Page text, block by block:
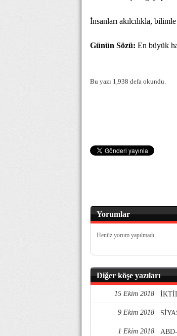
İnsanları akılcılıkla,
Günün Sözü: En büyük
Bu yazı 1,938 defa okundu.
Yorumlar
Henüz yorum yapılmadı.
Diğer köşe yazıları
15 Ekim 2018
9 Ekim 2018
1 Ekim 2018